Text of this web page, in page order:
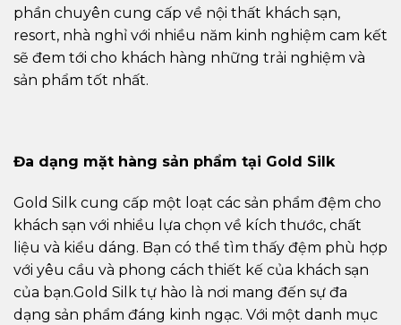
phần chuyên cung cấp về nội thất khách sạn,
resort, nhà nghỉ với nhiều năm kinh nghiệm cam kết
sẽ đem tới cho khách hàng những trải nghiệm và
sản phẩm tốt nhất.
Đa d ạng mặt hàng sản phẩm tại Gold Silk
Gold Silk cung cấp một loạt các sản phẩm đệm cho
khách sạn với nhiều lựa chọn về kích thước, chất
liệu và kiểu dáng. Bạn có thể tìm thấy đệm phù hợp
với yêu cầu và phong cách thiết kế của khách sạn
của bạn.Gold Silk tự hào là nơi mang đến sự đa
dạng sản phẩm đáng kinh ngạc. Với một danh mục